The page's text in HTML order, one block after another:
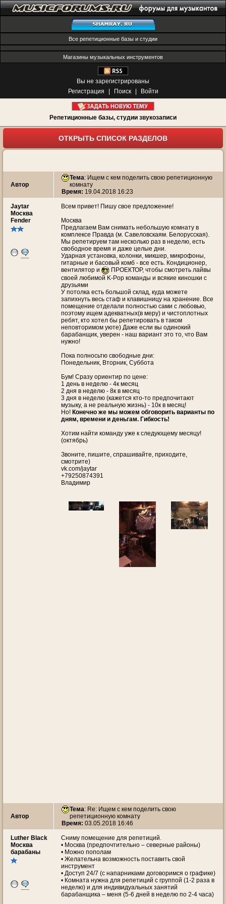
Все репетиционные базы и студии
Магазины музыкальных инструментов
Вы не зарегистрированы
Регистрация
Поиск Войти
Репетиционные базы, студии звукозаписи
ОТКРЫТЬ СПИСОК РАЗДЕЛОВ
Автор
Тема: Ищем с кем поделить свою репетиционную
комнату
Время: 19.04.2018 16:23
Jaytar
Москва
Fender
Всем привет! Пишу свое предложение!
Москва
Предлагаем Вам снимать небольшую комнату в
комплексе Правда (м. Савеловскаям. Белорусская).
Мы репетируем там несколько раз в неделю, есть
свободное время и даже целые дни.
Ударная установка, колонки, микшер, микрофоны,
гитарные и басовый комб - все есть. Кондиционер,
вентилятор и
ПРОЕКТОР, чтобы смотреть лайвы
своей любимой K-Pop команды и всякие киношки с
друзьями
У потолка есть большой склад, куда можете
запихнуть весь стаф и клавишницу на хранение. Все
помещение отделали полностью сами с любовью,
поэтому ищем адекватных(в меру) и чистоплотных
ребят, кто хотел бы репетировать в таком
неповторимом уюте) Даже если вы одинокий
барабанщик, уверен - наш вариант это то, что Вам
нужно!
Пока полносьтю свободные дни:
Понедельник, Вторник, Суббота
Бум! Сразу ориентир по цене:
1 день в неделю - 4к месяц
2 дня в неделю - 8к в месяц
3 дня в неделю (кажется кто-то предпочитают
музыку, а не реальную жизнь) - 10к в месяц!
Но! Конечно же мы можем обговорить варианты по
дням, времени и деньгам. Гибкость!
Хотим найти команду уже к следующему месяцу!
(октябрь)
Звоните, пишите, спрашивайте, приходите,
смотрите)
vk.com/jaytar
+79250874391
Владимир
Автор
Тема: Re: Ищем с кем поделить свою
репетиционную комнату
Время: 03.05.2018 16:46
Luther Black
Москва
барабаны
Сниму помещение для репетиций.
• Москва (предпочтительно – северные районы)
• Можно пополам
• Желательна возможность поставить свой
инструмент
• Доступ 24/7 (с напарниками договоримся о графике)
• Комната нужна для репетиций с группой (1-2 раза в
неделю) и для индивидуальных занятий
барабанщика – меня (5-6 дней в неделю по 2-4 часа)